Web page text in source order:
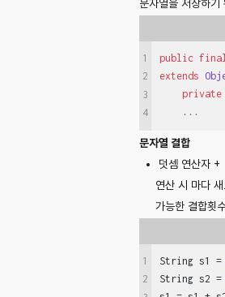
문자열을 저장하
1
2
3
4
public
extends
private
    ...
문자열 결합
덧셈 연산자 +
연산 시 마다 새
가능한 결합횟
1
2
String s1 =
String s2 =